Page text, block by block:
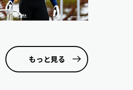
もっと見る